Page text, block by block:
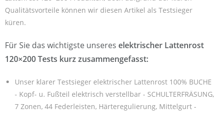
Qualitätsvorteile können wir diesen Artikel als Testsieger
küren.
Für Sie das wichtigste unseres elektrischer Lattenrost
120×200 Tests kurz zusammengefasst:
Unser klarer Testsieger elektrischer Lattenrost 100% BUCHE
- Kopf- u. Fußteil elektrisch verstellbar - SCHULTERFRÄSUNG,
7 Zonen, 44 Federleisten, Härteregulierung, Mittelgurt -